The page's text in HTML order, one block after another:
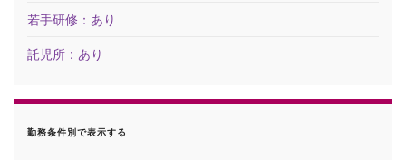
若手研修：あり
託児所：あり
勤務条件別で表示する